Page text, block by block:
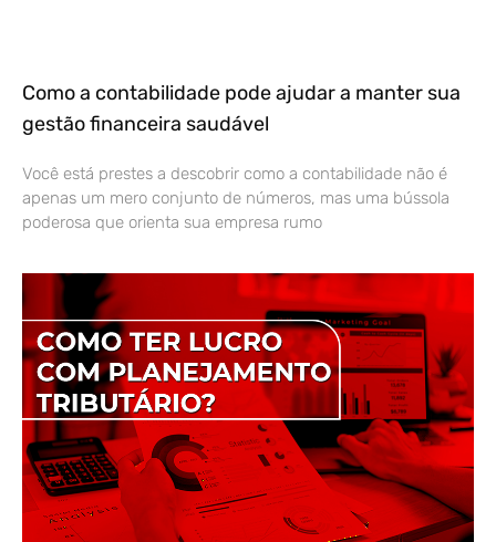
Como a contabilidade pode ajudar a manter sua
gestão financeira saudável
Você está prestes a descobrir como a contabilidade não é
apenas um mero conjunto de números, mas uma bússola
poderosa que orienta sua empresa rumo